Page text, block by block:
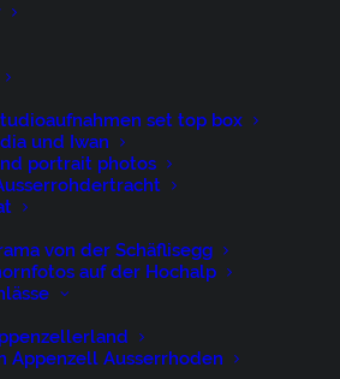
set top box
und Iwan
portrait photos
von der Schäflisegg
auf der Hochalp
Appenzell Ausserrhoden
52